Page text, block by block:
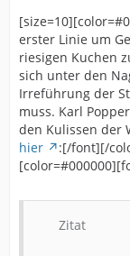
erster Linie um
riesigen Kuchen
sich unter den
Irreführung der
muss. Karl
den Kulissen der
hier
:[/font][/
Zitat